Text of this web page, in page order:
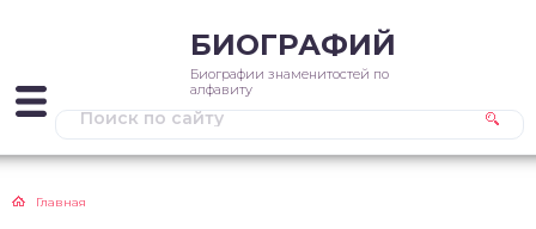
БИОГРАФИЙ
Биографии знаменитостей по
алфавиту
Главная